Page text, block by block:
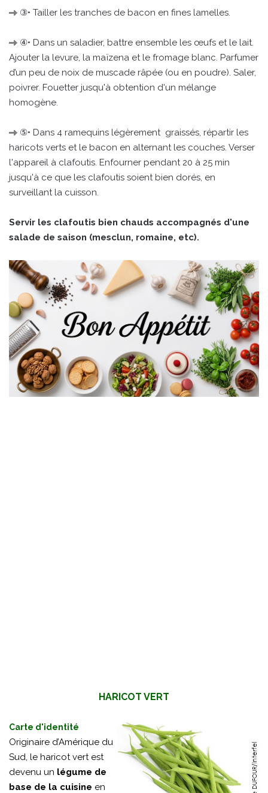
③• Tailler les tranches de bacon en fines lamelles.
④• Dans un saladier, battre ensemble les œufs et le lait.
Ajouter la levure, la maïzena et le fromage blanc. Parfumer
d’un peu de noix de muscade râpée (ou en poudre). Saler,
poivrer. Fouetter jusqu'à obtention d'un mélange
homogène.
⑤• Dans 4 ramequins légèrement graissés, répartir les
haricots verts et le bacon en alternant les couches. Verser
l'appareil à clafoutis. Enfourner pendant 20 à 25 min
jusqu'à ce que les clafoutis soient bien dorés, en
surveillant la cuisson.
Servir les clafoutis bien chauds accompagnés d'une
salade de saison (mesclun, romaine, etc).
HARICOT VERT
Carte d'identité
Originaire d’Amérique du
Sud, le haricot vert est
devenu un légume de
base de la cuisine en